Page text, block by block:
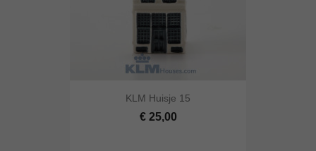
KLM Huisje 15
€ 25,00